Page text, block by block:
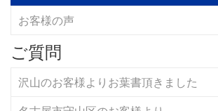
お客様の声
ご質問
沢山のお客様よりお葉書頂きました